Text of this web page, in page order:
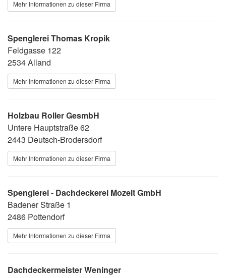
Mehr Informationen zu dieser Firma
Spenglerei Thomas Kropik
Feldgasse 122
2534 Alland
Mehr Informationen zu dieser Firma
Holzbau Roller GesmbH
Untere Hauptstraße 62
2443 Deutsch-Brodersdorf
Mehr Informationen zu dieser Firma
Spenglerei - Dachdeckerei Mozelt GmbH
Badener Straße 1
2486 Pottendorf
Mehr Informationen zu dieser Firma
Dachdeckermeister Weninger